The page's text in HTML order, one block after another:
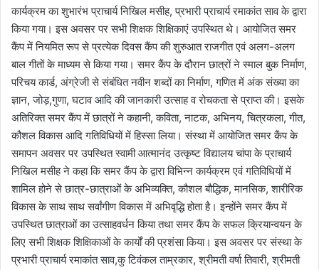
कार्यक्रम का शुभारंभ प्राचार्य निखिल मसीह, प्रभारी प्राचार्य रमाकांत साव के द्वारा
किया गया। इस अवसर पर सभी शिक्षक शिक्षिकाएं उपस्थित थे। आयोजित समर
कैंप में नियमित रूप से प्रत्येक दिवस कैंप की शुरुआत राजगीत एवं अलग-अलग
बाल गीतों के माध्यम से किया गया। समर कैंप के दौरान छात्रों ने स्माल बुक निर्माण,
परिचय कार्ड, अंग्रेजी से संबंधित नवीन शब्दों का निर्माण, गणित में अंक संख्या का
ज्ञान, जोड़,गुणा, घटाव आदि की जानकारी उत्साह व रोचकता से प्राप्त की। इसके
अतिरिक्त समर कैंप में छात्रों ने कहानी, कविता, नाटक, अभिनय, चित्रकला, गीत,
कौशल विकास आदि गतिविधियों में हिस्सा लिया। संस्था में आयोजित समर कैंप के
समापन अवसर पर उपस्थित स्वामी आत्मानंद उत्कृष्ट विद्यालय चांपा के प्राचार्य
निखिल मसीह ने कहा कि समर कैंप के द्वारा विभिन्न कार्यक्रम एवं गतिविधियों में
शामिल होने से छात्र-छात्राओं के अभिव्यक्ति, कौशल बौद्धिक, मानसिक, शारीरिक
विकास के साथ साथ सर्वांगीण विकास में अभिवृद्धि होता है। इन्होंने समर कैंप में
उपस्थित छात्राओं का उत्साहवर्धन किया तथा समर कैंप के सफल क्रियान्वयन के
लिए सभी शिक्षक शिक्षिकाओं के कार्यों की प्रशंसा किया। इस अवसर पर संस्था के
प्रभारी प्राचार्य रमाकांत साव,कु टिवंकल ताम्रकार, श्रीमती वर्षा तिवारी, श्रीमती